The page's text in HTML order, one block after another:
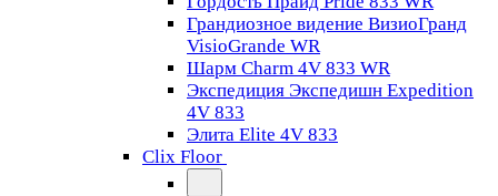
Грандиозное видение ВизиоГранд
VisioGrande WR
Шарм Charm 4V 833 WR
Экспедиция Экспедишн Expedition
4V 833
Элита Elite 4V 833
Clix Floor